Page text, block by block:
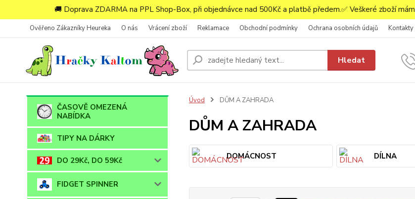
🚚 Doprava ZDARMA na PPL Shop-Box, při objednávce nad 500Kč a platbě předem.✅ Veškeré zboží
Ověřeno Zákazníky Heureka O nás Vrácení zboží Reklamace Obchodní podmínky Ochrana osobních údajů Kontakty
Hledat
ČASOVĚ OMEZENÁ
NABÍDKA
TIPY NA DÁRKY
DO 29Kč, DO 59Kč
FIDGET SPINNER
Úvod DŮM A ZAHRADA
DŮM A ZAHRADA
DOMÁCNOST DÍLNA